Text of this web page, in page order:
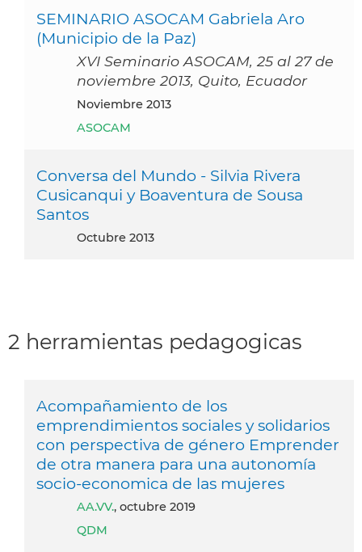
SEMINARIO ASOCAM Gabriela Aro
(Municipio de la Paz)
XVI Seminario ASOCAM, 25 al 27 de
noviembre 2013, Quito, Ecuador
noviembre 2013
ASOCAM
Conversa del Mundo - Silvia Rivera
Cusicanqui y Boaventura de Sousa
Santos
octubre 2013
2 herramientas pedagogicas
Acompañamiento de los
emprendimientos sociales y solidarios
con perspectiva de género Emprender
de otra manera para una autonomía
socio-economica de las mujeres
AA.VV., octubre 2019
QDM